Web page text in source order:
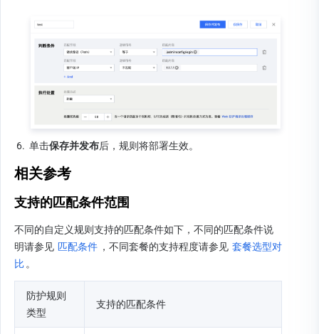
6. 单击保存并发布后，规则将部署生效。
相关参考
支持的匹配条件范围
不同的自定义规则支持的匹配条件如下，不同的匹配条件说
明请参见 匹配条件 ，不同套餐的支持程度请参见 套餐选型对
比 。
防护规则
类型
支持的匹配条件